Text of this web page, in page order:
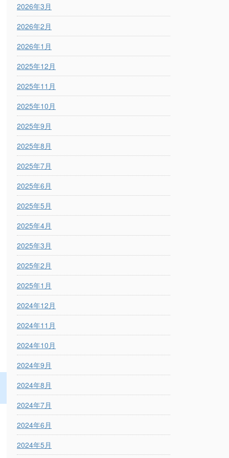
2026年3月
2026年2月
2026年1月
2025年12月
2025年11月
2025年10月
2025年9月
2025年8月
2025年7月
2025年6月
2025年5月
2025年4月
2025年3月
2025年2月
2025年1月
2024年12月
2024年11月
2024年10月
2024年9月
2024年8月
2024年7月
2024年6月
2024年5月